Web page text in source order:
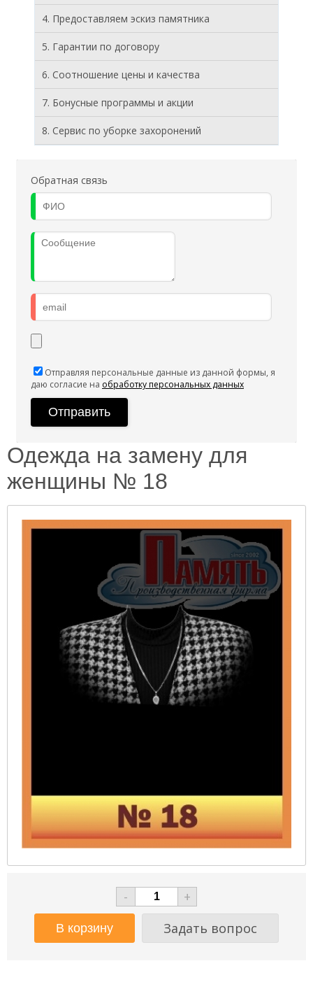
4. Предоставляем эскиз памятника
5. Гарантии по договору
6. Соотношение цены и качества
7. Бонусные программы и акции
8. Cервис по уборке захоронений
Обратная связь
Отправляя персональные данные из данной формы, я
даю согласие на обработку персональных данных
Одежда на замену для
женщины № 18
-
+
Задать вопрос